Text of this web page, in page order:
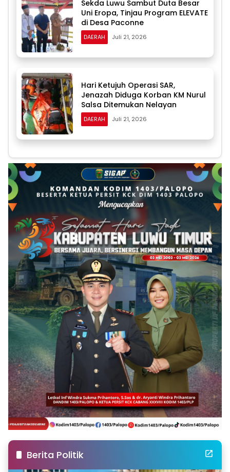
Sekda Luwu Sambut Duta Besar
Uni Eropa, Tinjau Program ELEVATE
di Desa Paconne
DAERAH Juli 21, 2026
Hari Ketujuh Operasi SAR,
Jenazah Diduga Korban KM Nurul
Salsa Ditemukan Nelayan
DAERAH Juli 21, 2026
Berita Politik